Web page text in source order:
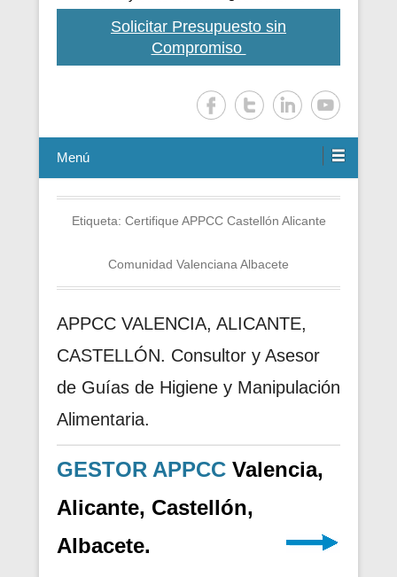
Solicitar Presupuesto sin
Compromiso
Menú
Etiqueta: Certifique APPCC Castellón Alicante
Comunidad Valenciana Albacete
APPCC VALENCIA, ALICANTE,
CASTELLÓN. Consultor y Asesor
de Guías de Higiene y Manipulación
Alimentaria.
GESTOR APPCC Valencia,
Alicante, Castellón,
Albacete.